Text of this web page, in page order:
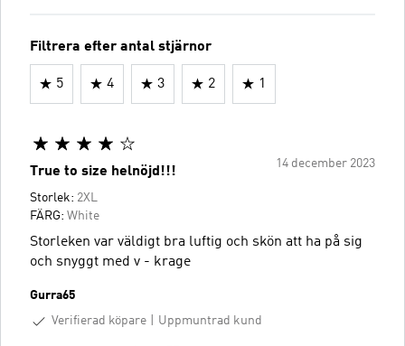
Filtrera efter antal stjärnor
5 4 3 2 1
14 december 2023
True to size helnöjd!!!
Storlek: 2XL
FÄRG: White
Storleken var väldigt bra luftig och skön att ha på sig
och snyggt med v - krage
Gurra65
Verifierad köpare
Uppmuntrad kund